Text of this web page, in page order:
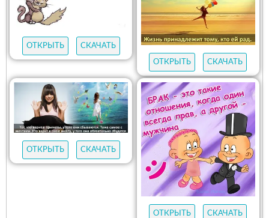
ОТКРЫТЬ СКАЧАТЬ
ОТКРЫТЬ СКАЧАТЬ
ОТКРЫТЬ СКАЧАТЬ
ОТКРЫТЬ СКАЧАТЬ